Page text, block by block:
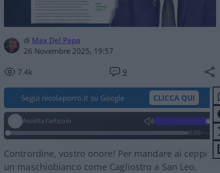
di Max Del Papa
26 Novembre 2025, 19:57
7.4k 9
Segui nicolaporro.it su Google CLICCA QUI
Ascolta l'articolo
0:00/--:--
Contrordine, vostro onore! Per mandare ai ceppi
un maschiobianco come Cagliostro a San Leo,